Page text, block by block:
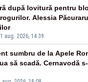
1 aug. 2026, 14:39
după lovitură pentru
Alessia
sumbru de la Apele
să scadă. Cernavodă